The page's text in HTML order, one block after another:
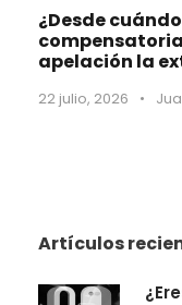
¿Desde
apelación la
22 julio, 2026 •
Artículos